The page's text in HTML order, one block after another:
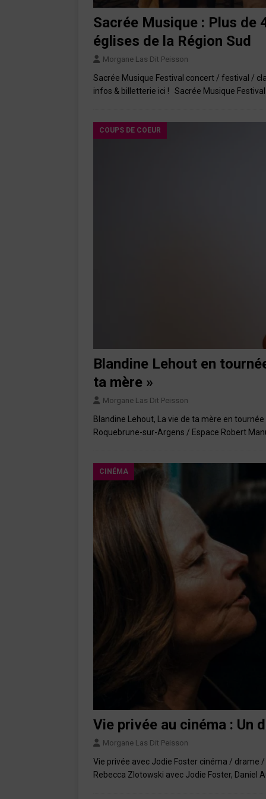
Sacrée Musique : Plus de
églises de la Région Sud
Morgane Las Dit Peisson
Sacrée Musique Festival concert / festival /
infos & billetterie ici ! Sacrée Musique Festival
COUPS DE COEUR
Blandine Lehout en
ta mère »
Morgane Las Dit Peisson
Blandine Lehout, La vie de ta mère en
Roquebrune-sur-Argens / Espace Robert
CINÉMA
Vie privée au cinéma : Un
Morgane Las Dit Peisson
Vie privée avec Jodie Foster cinéma / drame
Rebecca Zlotowski avec Jodie Foster, Daniel